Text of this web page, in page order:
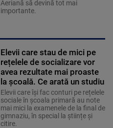
Aeriană să devină tot mai
importante.
Elevii care stau de mici pe
rețelele de socializare vor
avea rezultate mai proaste
la școală. Ce arată un studiu
Elevii care îşi fac conturi pe rețelele
sociale în școala primară au note
mai mici la examenele de la final de
gimnaziu, în special la științe și
citire.